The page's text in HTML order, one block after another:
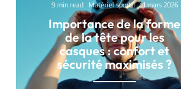
9 min read Matériel sportif 11 mars 2026
Importance de la forme
de la tête pour les
casques : confort et
sécurité maximisés ?